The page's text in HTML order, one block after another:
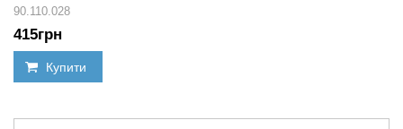
90.110.028
415грн
Купити